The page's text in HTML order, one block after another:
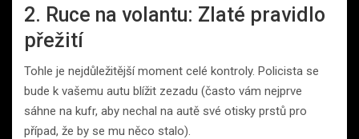
2. Ruce na volantu: Zlaté pravidlo
přežití
Tohle je nejdůležitější moment celé kontroly. Policista se
bude k vašemu autu blížit zezadu (často vám nejprve
sáhne na kufr, aby nechal na autě své otisky prstů pro
případ, že by se mu něco stalo).